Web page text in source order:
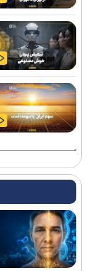
خودروهای اسپرت
«مهرکام» دومین
وقتی موسیقی
داشتن وزن مناسب
تیم‌های کوچک
بزرگ‌تری خلق کنند
اومودا ۴،
دست می‌گیرد
کارگاه تخصصی
می‌شود